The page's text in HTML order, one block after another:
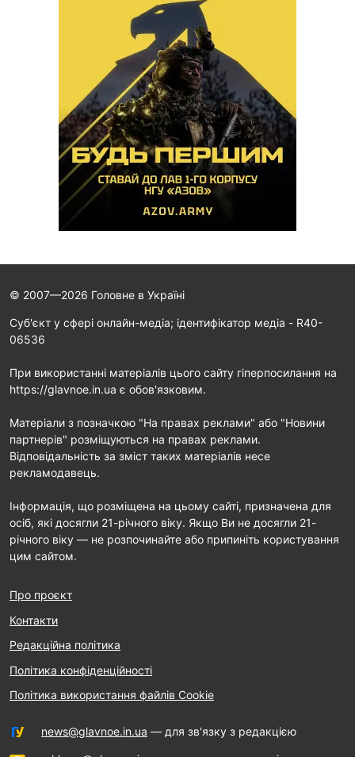
© 2007—2026 Головне в Україні
Cуб'єкт у сфері онлайн-медіа; ідентифікатор медіа - R40-
06536
При використанні матеріалів цього сайту гіперпосилання на
https://glavnoe.in.ua є обов'язковим.
Матеріали з позначкою "На правах реклами" або "Новини
партнерів" розміщуються на правах реклами.
Відповідальність за зміст таких матеріалів несе
рекламодавець.
Інформація, що розміщена на цьому сайті, призначена для
осіб, які досягли 21-річного віку. Якщо Ви не досягли 21-
річного віку — не розпочинайте або припиніть користування
цим сайтом.
Про проєкт
Контакти
Редакційна політика
Політика конфіденційності
Політика використання файлів Cookie
news@glavnoe.in.ua — для зв'язку з редакцією